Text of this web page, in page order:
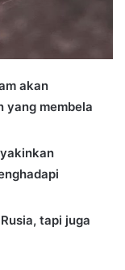
akan
yang membela
tapi juga